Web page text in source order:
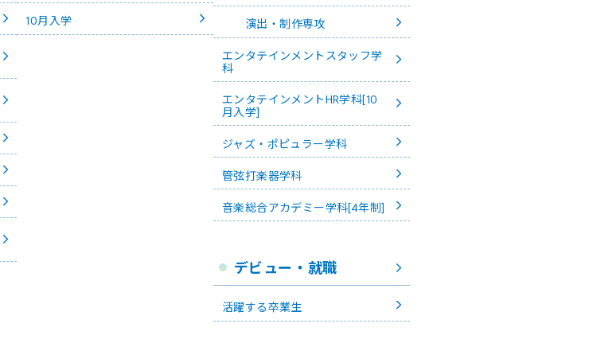
10月入学 演出・制作専攻
エンタテインメントスタッフ学
科
エンタテインメントHR学科[10
月入学]
ジャズ・ポピュラー学科
管弦打楽器学科
音楽総合アカデミー学科[4年制]
デビュー・就職
活躍する卒業生